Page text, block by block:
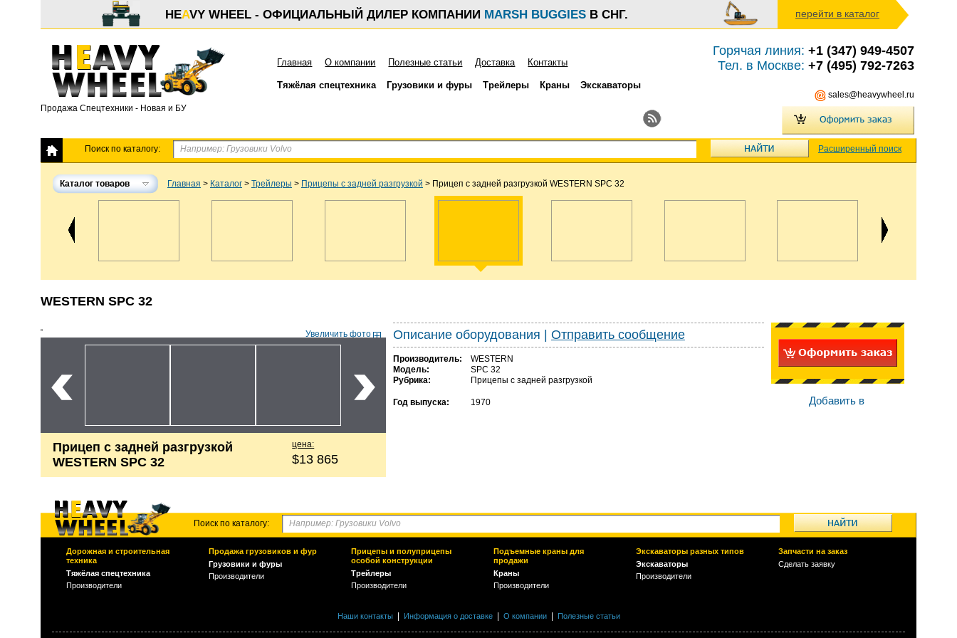
HEAVY WHEEL - ОФИЦИАЛЬНЫЙ ДИЛЕР КОМПАНИИ MARSH BUGGIES В СНГ. перейти в каталог
Продажа Спецтехники - Новая и БУ
Главная О компании Полезные статьи Доставка Контакты
Тяжёлая спецтехника Грузовики и фуры Трейлеры Краны Экскаваторы
Горячая линия: +1 (347) 949-4507
Тел. в Москве: +7 (495) 792-7263
sales@heavywheel.ru
Поиск по каталогу: Расширенный поиск
Каталог товаров Главная > Каталог > Трейлеры > Прицепы с задней разгрузкой > Прицеп с задней разгрузкой WESTERN SPC 32
WESTERN SPC 32
Увеличить фото
Прицеп с задней разгрузкой
WESTERN SPC 32
цена:
$13 865
Описание оборудования Отправить сообщение
Производитель:
WESTERN
Модель:
SPC 32
Рубрика:
Прицепы с задней разгрузкой
Год выпуска: 1970 Добавить в
Поиск по каталогу:
Дорожная и строительная
техника
Тяжёлая спецтехника
Производители
Продажа грузовиков и фур
Грузовики и фуры
Производители
Прицепы и полуприцепы
особой конструкции
Трейлеры
Производители
Подъемные краны для
продажи
Краны
Производители
Экскаваторы разных типов
Экскаваторы
Производители
Запчасти на заказ
Сделать заявку
Наши контакты Информация о доставке О компании Полезные статьи